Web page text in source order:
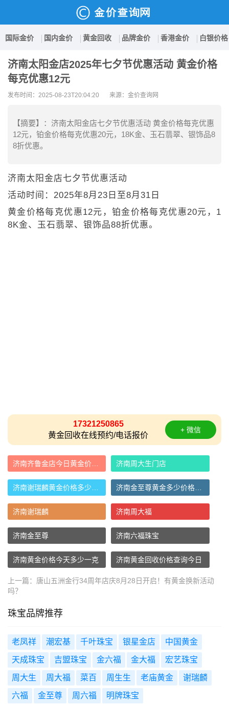
国际金价 国内金价 黄金回收 品牌金价 香港金价 白银价格
济南太阳金店2025年七夕节优惠活动 黄金价格
每克优惠12元
发布时间：2025-08-23T20:04:20 来源：金价查询网
【摘要】：济南太阳金店七夕节优惠活动 黄金价格每克优惠
12元，铂金价格每克优惠20元，18K金、玉石翡翠、银饰品8
8折优惠。
济南太阳金店七夕节优惠活动
活动时间：2025年8月23日至8月31日
黄金价格每克优惠12元，铂金价格每克优惠20元，1
8K金、玉石翡翠、银饰品88折优惠。
17321250865
黄金回收在线预约/电话报价
+ 微信
济南周大生门店
济南谢瑞麟 济南周大福
济南金至尊 济南六福珠宝
济南黄金价格今天多少一克 济南黄金回收价格查询今日
上一篇： 唐山五洲金行34周年店庆8月28日开启！有黄金换新活动
吗？
珠宝品牌推荐
老凤祥 潮宏基 千叶珠宝 银星金店 中国黄金
天成珠宝 吉盟珠宝 金六福 金大福 宏艺珠宝
周大生 周大福 菜百 周生生 老庙黄金 谢瑞麟
六福 金至尊 周六福 明牌珠宝